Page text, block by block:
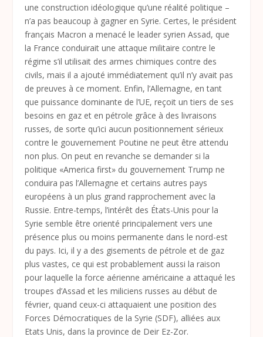
une construction idéologique qu’une réalité politique –
n’a pas beaucoup à gagner en Syrie. Certes, le président
français Macron a menacé le leader syrien Assad, que
la France conduirait une attaque militaire contre le
régime s’il utilisait des armes chimiques contre des
civils, mais il a ajouté immédiatement qu’il n’y avait pas
de preuves à ce moment. Enfin, l’Allemagne, en tant
que puissance dominante de l’UE, reçoit un tiers de ses
besoins en gaz et en pétrole grâce à des livraisons
russes, de sorte qu’ici aucun positionnement sérieux
contre le gouvernement Poutine ne peut être attendu
non plus. On peut en revanche se demander si la
politique «America first» du gouvernement Trump ne
conduira pas l’Allemagne et certains autres pays
européens à un plus grand rapprochement avec la
Russie. Entre-temps, l’intérêt des États-Unis pour la
Syrie semble être orienté principalement vers une
présence plus ou moins permanente dans le nord-est
du pays. Ici, il y a des gisements de pétrole et de gaz
plus vastes, ce qui est probablement aussi la raison
pour laquelle la force aérienne américaine a attaqué les
troupes d’Assad et les miliciens russes au début de
février, quand ceux-ci attaquaient une position des
Forces Démocratiques de la Syrie (SDF), alliées aux
Etats Unis, dans la province de Deir Ez-Zor.